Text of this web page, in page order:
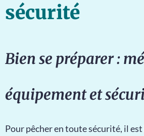
sécurité
Bien se préparer :
équipement et
Pour pêcher en toute sécurité, il